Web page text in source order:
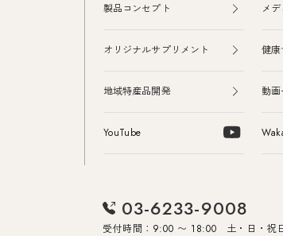
製品コンセプト
オリジナルサプリメント
地域特産品開発
YouTube
メ
健
動
03-6233-9008
受付時間：9:00 〜 18:00 土・日・祝